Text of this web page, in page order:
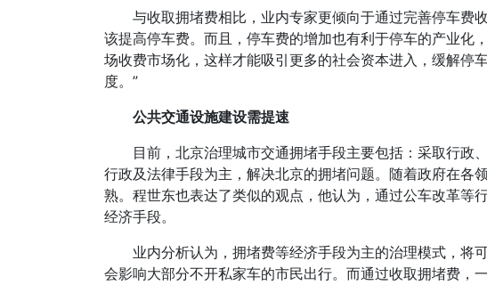
与收取拥堵费相比，业内专家更倾向于通过完善停车费
该提高停车费。而且，停车费的增加也有利于停车的产业化
场收费市场化，这样才能吸引更多的社会资本进入，缓解停
度。”
公共交通设施建设需提速
目前，北京治理城市交通拥堵手段主要包括：采取行政
行政及法律手段为主，解决北京的拥堵问题。随着政府在各
熟。程世东也表达了类似的观点，他认为，通过公车改革等
经济手段。
业内分析认为，拥堵费等经济手段为主的治理模式，将
会影响大部分不开私家车的市民出行。而通过收取拥堵费，